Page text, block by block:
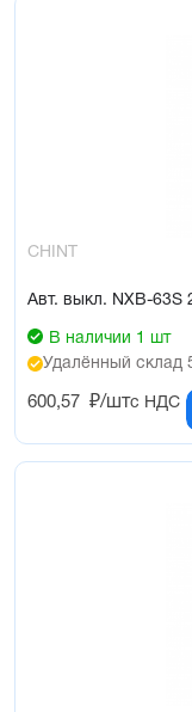
CHINT
Авт. выкл. NXB-63S
В наличии 1 шт
Удалённый склад
600,57 ₽/штс НДС